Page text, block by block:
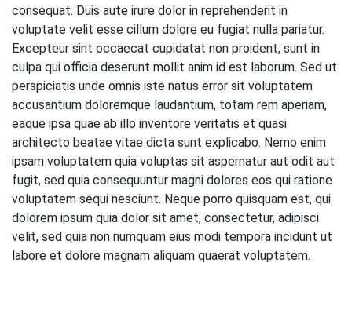
consequat. Duis aute irure dolor in reprehenderit in
voluptate velit esse cillum dolore eu fugiat nulla pariatur.
Excepteur sint occaecat cupidatat non proident, sunt in
culpa qui officia deserunt mollit anim id est laborum. Sed ut
perspiciatis unde omnis iste natus error sit voluptatem
accusantium doloremque laudantium, totam rem aperiam,
eaque ipsa quae ab illo inventore veritatis et quasi
architecto beatae vitae dicta sunt explicabo. Nemo enim
ipsam voluptatem quia voluptas sit aspernatur aut odit aut
fugit, sed quia consequuntur magni dolores eos qui ratione
voluptatem sequi nesciunt. Neque porro quisquam est, qui
dolorem ipsum quia dolor sit amet, consectetur, adipisci
velit, sed quia non numquam eius modi tempora incidunt ut
labore et dolore magnam aliquam quaerat voluptatem.